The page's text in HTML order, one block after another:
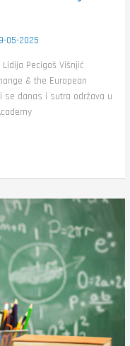
05-2025
Pecigoš Višnjić
& the European
se danas i sutra održava u